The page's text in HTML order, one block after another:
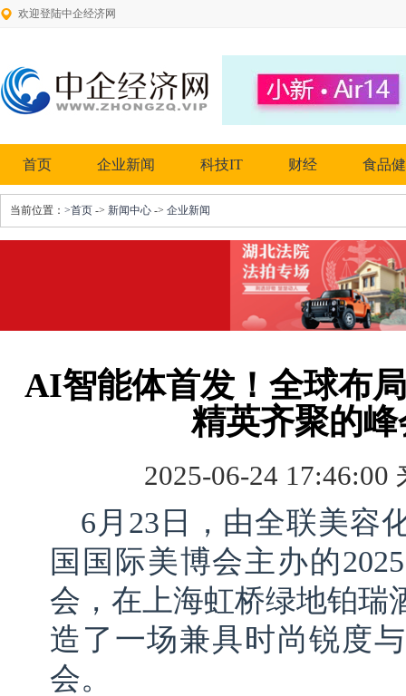
欢迎登陆中企经济网
首页 企业新闻 科技IT 财经 食品
当前位置： >首页 -> 新闻中心 -> 企业新闻
AI智能体首发！全球布
精英齐聚的
2025-06-24 17:46:00
6月23日，由全联美容
国国际美博会主办的
会，在上海虹桥绿地铂瑞
造了一场兼具时尚锐度
会。